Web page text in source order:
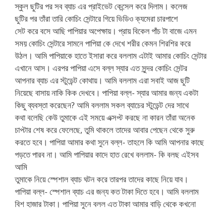
স্কুল ছুটির পর সব ব্যাচ এর প্রাইভেট কেন্সেল করে দিলাম। কলেজ
ছুটির পর তাঁরা তারি কোচিং সেন্টারে গিয়ে ভিডিও ক্যমেরা চারপাশে
সেট করে বসে আছি পাপিয়ার অপেক্ষায়। প্রায় বিকেল পাঁচ টা বাজে এমন
সময় কোচিং সেন্টারে সামনে পাপিয়া কে দেখে শরীর কেমন শিরশির করে
উঠল। আমি পাপিয়াকে হাতে ইসারা করে বললাম এটাই আমার কোচিং সেন্টার
এখানে আস। এরপর পাপিয়া এসে বল্ল স্যার এত সুন্দর কোচিং সেন্টর
আপনার ব্যাচ এর স্টুডেন্ট কোথায়। আমি বললাম এরা সবাই আজ ছুটি
নিয়েছে বাসায় নাকি কিক দেখবে। পাপিয়া বল্ল- স্যার আমার জন্য একটা
কিছু ব্যবস্তা করেছেন? আমি বললাম সকল ব্যাচের স্টুডেন্ট দের সাথে
কথা বলেছি কেউ তুমাকে এই সময়ে এক্সপ্ট করছে না কারন তাঁরা অনেক
চাপ্টার শেষ করে ফেলেছে, তুমি থাকলে তাদের আবার পেছেন থেকে সুরু
করতে হবে। পাপিয়া আমার কথা সুনে বল্ল- তাহলে কি আমি আপনার কাছে
পড়তে পারব না। আমি পাপিয়ার কাদে হাত রেখে বললাম- কি বলছ এইসব
আমি
তুমাকে নিয়ে স্পেশাল ব্যাচ ঘটন করে তারপর তাদের কাছে নিয়ে যাব।
পাপিয়া বল্ল- স্পেশাল ব্যাচ এর জন্য কত টাকা দিতে হবে। আমি বললাম
বিশ হাজার টাকা। পাপিয়া সুনে বলল এত টাকা আমার বাড়ি থেকে কখনো